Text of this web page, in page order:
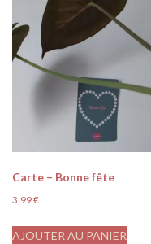
Carte – Bonne fête
3,99€
AJOUTER AU PANIER